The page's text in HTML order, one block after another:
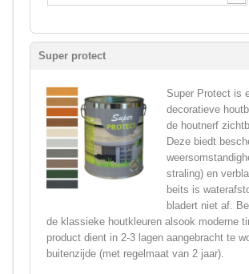
Super protect
Super Protect is
decoratieve
de houtnerf
Deze biedt
straling) en
beits is
bladert niet af.
de klassieke houtkleuren alsook moderne
product dient in 2-3 lagen aangebracht te
buitenzijde (met regelmaat van 2 jaar).